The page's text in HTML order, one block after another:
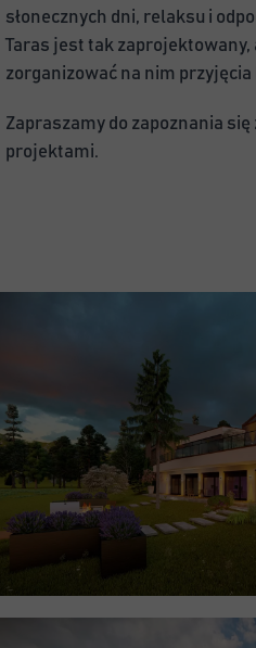
słonecznych dni, relaksu i
Taras jest tak zaprojektowany,
zorganizować na nim
Zapraszamy do zapoznania
projektami.